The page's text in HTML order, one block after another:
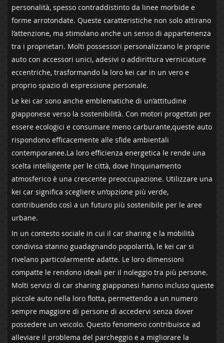
personalità, spesso⁢ contraddistinto da linee morbide e
forme arrotondate. Queste caratteristiche ​non solo attirano
l’attenzione, ma stimolano anche un senso di appartenenza
tra⁣ i proprietari. Molti possessori personalizzano ‌le proprie
auto con accessori unici, adesivi o addirittura verniciature⁤
eccentriche, trasformando la loro kei car in un ‍vero e
proprio ​spazio di espressione​ personale.
Le kei car⁢ sono anche⁢ emblematiche di un’attitudine
giapponese verso‌ la sostenibilità. Con motori progettati per
essere ecologici e consumare meno carburante,queste auto
rispondono efficacemente alle ‌sfide ambientali
contemporanee.La ⁢loro efficienza energetica‍ le⁣ rende una
scelta intelligente ⁢per le città, dove l’inquinamento
atmosferico è una crescente preoccupazione. Utilizzare⁢ una
kei car significa scegliere un’opzione più ⁤verde,‍
contribuendo così a‍ un futuro più sostenibile per le⁢ aree
urbane.
In un contesto ‍sociale in cui il⁤ car sharing ⁤e la mobilità
condivisa stanno guadagnando popolarità, le kei car si
rivelano particolarmente adatte. Le loro dimensioni⁢
compatte le rendono ideali per il noleggio tra più persone.
Molti servizi di car sharing giapponesi hanno​ incluso queste
‍piccole auto nella loro flotta, permettendo a un numero
sempre⁣ maggiore di ⁤persone di accedervi​ senza​ dover
possedere un veicolo. Questo fenomeno contribuisce‌ ad
alleviare il problema del parcheggio e a ‌migliorare la